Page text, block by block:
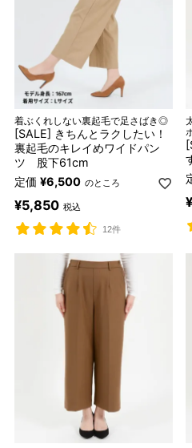
着ぶくれしない裏起毛で足さばき◎
[SALE] きちんとラクしたい！
裏起毛のキレイめワイドパン
ツ 股下61cm
定価 ¥6,500 のところ
¥5,850 税込
12件
¥